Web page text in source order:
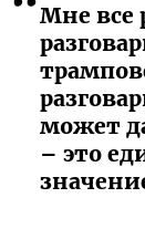
Мне все
может
– это